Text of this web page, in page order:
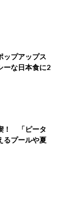
ップアップス
ーな日本食に2
！ 「ピータ
るプールや夏